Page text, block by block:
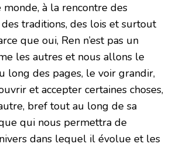
monde, à la rencontre des
traditions, des lois et surtout
que oui, Ren n’est pas un
les autres et nous allons le
long des pages, le voir grandir,
et accepter certaines choses,
bref tout au long de sa
qui nous permettra de
dans lequel il évolue et les